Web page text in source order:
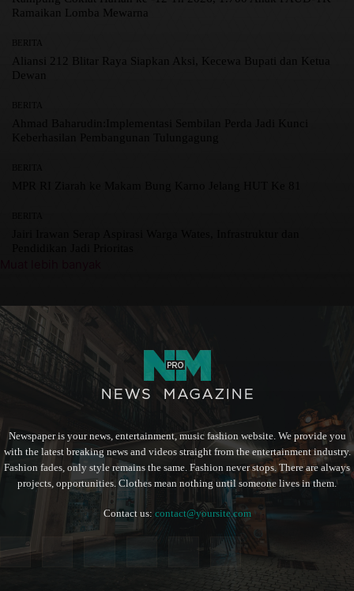
Ramaikan Lomba Mewarna
BERITA
Aliansi 212 Blitar Raya Siapkan Aksi, Kecewa Bupati dan Ketua
Dewan
BERITA
Newspaper is your news, entertainment, music fashion website. We provide you
with the latest breaking news and videos straight from the entertainment industry.
Fashion fades, only style remains the same. Fashion never stops. There are always
projects, opportunities. Clothes mean nothing until someone lives in them.
Contact us: contact@yoursite.com